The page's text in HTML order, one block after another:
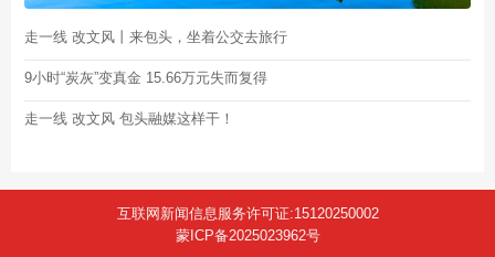
走一线 改文风丨来包头，坐着公交去旅行
9小时“炭灰”变真金 15.66万元失而复得
走一线 改文风 包头融媒这样干！
互联网新闻信息服务许可证:15120250002
蒙ICP备2025023962号